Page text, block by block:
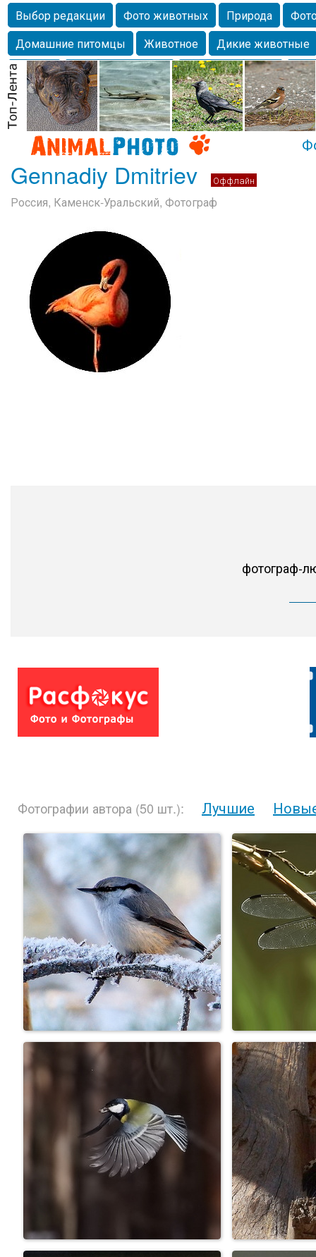
Выбор редакции Фото животных Природа
Домашние питомцы
Животное
Дикие животные
Собаки
Alexanderandronik Млекопитающие
Морда
Собачка Осень Портрет
Домашние
Насекомое
Коты Lebert Дикие птицы Утка
Gennadiy Dmitriev Оффлайн
Россия, Каменск-Уральский, Фотограф
фотограф-
Фотографии автора (50 шт.): Лучшие